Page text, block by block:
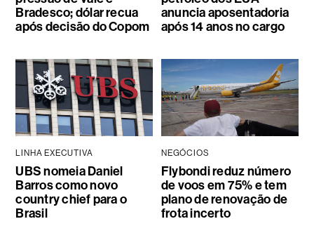
Bradesco; dólar recua
após decisão do Copom
anuncia aposentadoria
após 14 anos no cargo
LINHA EXECUTIVA
UBS nomeia Daniel
Barros como novo
country chief para o
Brasil
NEGÓCIOS
Flybondi reduz número
de voos em 75% e tem
plano de renovação de
frota incerto